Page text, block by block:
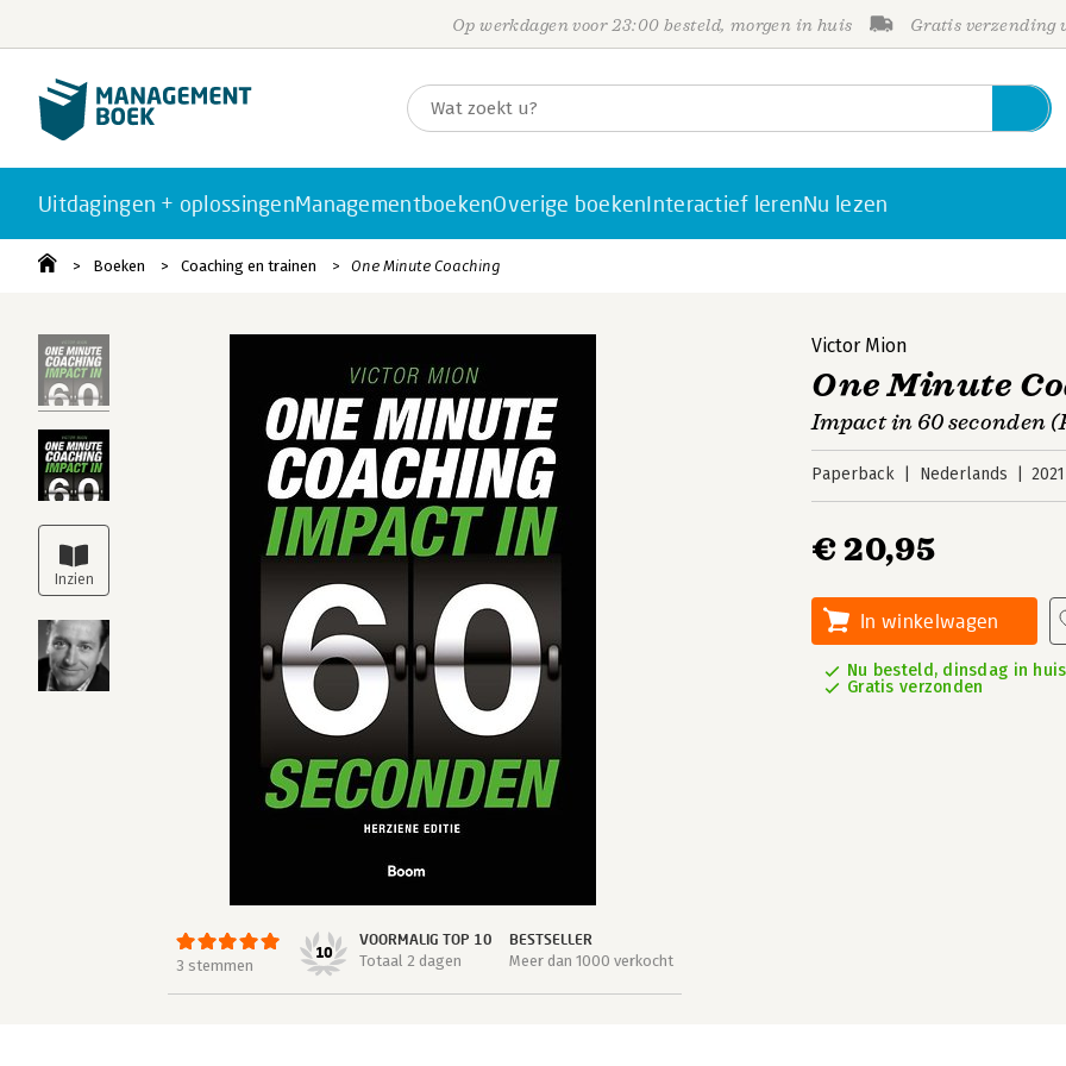
Op werkdagen voor 23:00 besteld, morgen in huis Gratis verzending
Uitdagingen + oplossingenManagementboekenOverige boekenInteractief lerenNu lezen
Boeken Coaching en trainen One Minute Coaching
3 stemmen
10
VOORMALIG TOP 10
Totaal 2 dagen
BESTSELLER
Meer dan 1000 verkocht
Victor Mion
One Minute
Impact in 60 seconden
Paperback Nederlands 2021
€ 20,95
In winkelwagen
Nu besteld, dinsdag in huis
Gratis verzonden